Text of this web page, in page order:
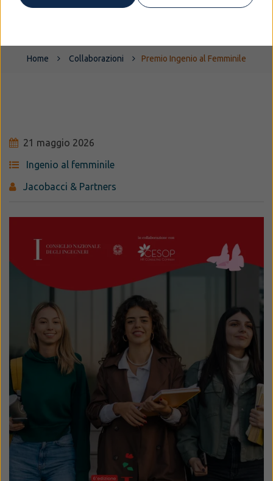
Home Collaborazioni Premio Ingenio al Femminile
21 maggio 2026
Ingenio al femminile
Jacobacci & Partners